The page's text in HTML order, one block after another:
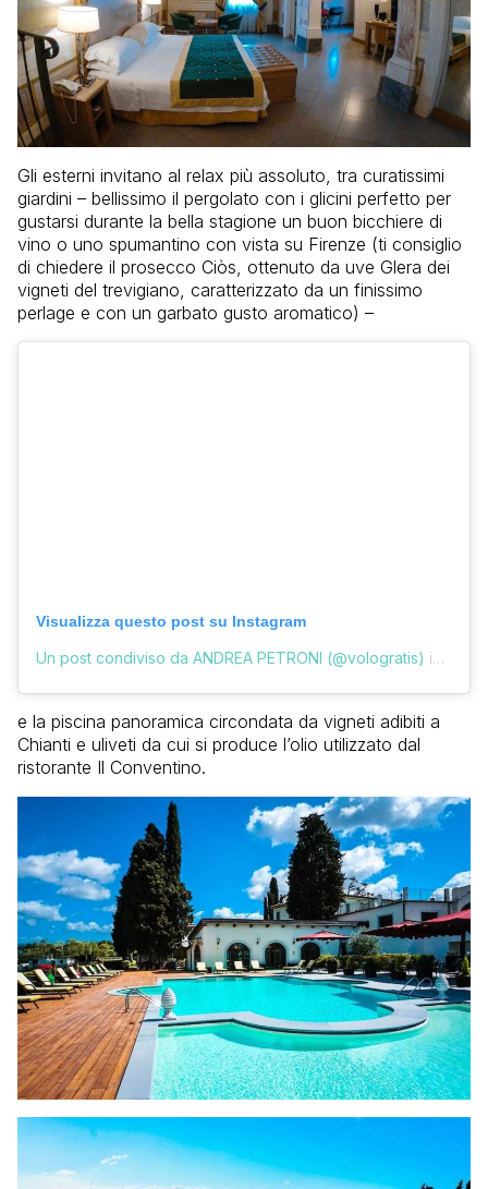
Gli esterni invitano al relax più assoluto, tra curatissimi
giardini – bellissimo il pergolato con i glicini perfetto per
gustarsi durante la bella stagione un buon bicchiere di
vino o uno spumantino con vista su Firenze (ti consiglio
di chiedere il prosecco Ciòs, ottenuto da uve Glera dei
vigneti del trevigiano, caratterizzato da un finissimo
perlage e con un garbato gusto aromatico) –
Visualizza questo post su Instagram
Un post condiviso da ANDREA PETRONI (@vologratis) in data:
e la piscina panoramica circondata da vigneti adibiti a
Chianti e uliveti da cui si produce l’olio utilizzato dal
ristorante Il Conventino.